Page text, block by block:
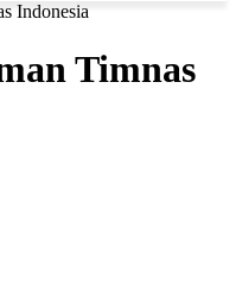
Indonesia
Timnas